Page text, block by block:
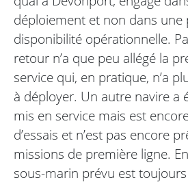
déploiement et non dans une
disponibilité opérationnelle.
retour n’a que peu allégé la
service qui, en pratique, n’a
à déployer. Un autre navire a
mis en service mais est
d’essais et n’est pas encore
missions de première ligne.
sous-marin prévu est